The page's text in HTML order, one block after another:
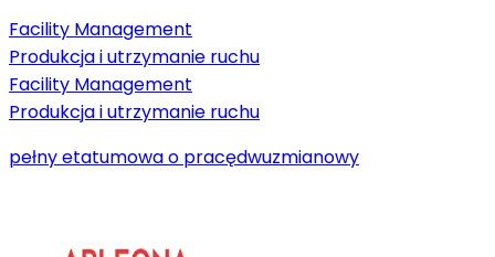
Facility Management
Produkcja i utrzymanie ruchu
Facility Management
Produkcja i utrzymanie ruchu
pełny etatumowa o pracędwuzmianowy